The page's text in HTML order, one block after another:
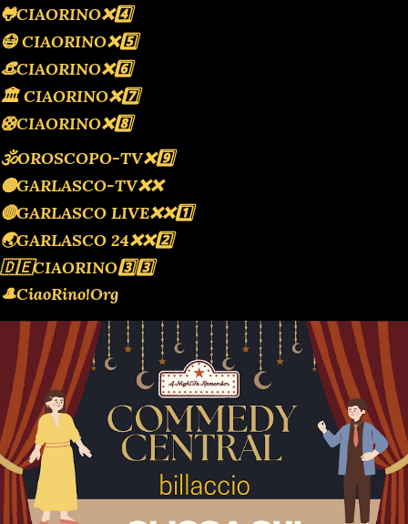
🐸CIAORINO❌️4️⃣
😷 CIAORINO❌️5️⃣
👒CIAORINO❌️6️⃣
🏛 CIAORINO❌️7️⃣
🛟CIAORINO❌️8️⃣
🕉OROSCOPO-TV❌️9️⃣
🟡GARLASCO-TV❌️❌️
🔴GARLASCO LIVE❌️❌️1️⃣
🌏GARLASCO 24❌️❌️2️⃣
🇩🇪CIAORINO3️⃣3️⃣
🎩CiaoRino!Org